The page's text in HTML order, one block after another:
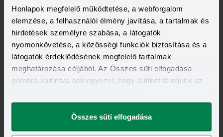
Honlapok megfelelő működtetése, a webforgalom
elemzése, a felhasználói élmény javítása, a tartalmak és
hirdetések személyre szabása, a látogatók
nyomonkövetése, a közösségi funkciók biztosítása és a
látogatók érdeklődésének megfelelő tartalmak
meghatározása céljából. Az Összes süti elfogadása
gombra kattintva beleegyezel, hogy sütiket tároljunk az
megváltoztathatod.
Összes süti elfogadása
13,20 - 21,10% 10,99 - 18,49%
KEDVEZMÉNY FELTÉTELEI
Minimum életkor:
21 év
Minimum munkaviszony:
Minimum jövedelem:
214 000 Ft
Visszahívást szeretnék
OTP Otthon Személyi Kölcsön
HITELÖSSZEG